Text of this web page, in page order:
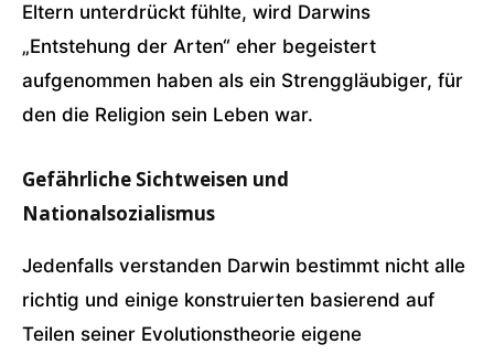
Eltern unterdrückt fühlte, wird Darwins
„Entstehung der Arten“ eher begeistert
aufgenommen haben als ein Strenggläubiger, für
den die Religion sein Leben war.
Gefährliche Sichtweisen und
Nationalsozialismus
Jedenfalls verstanden Darwin bestimmt nicht alle
richtig und einige konstruierten basierend auf
Teilen seiner Evolutionstheorie eigene